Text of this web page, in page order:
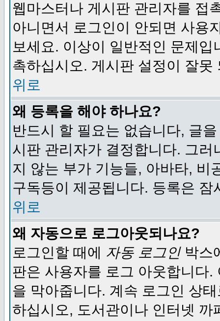
웹마스터나 게시판 관리자를 접
아니면서 로그인이 안되면 사용
보세요. 이상이 일반적인 문제
촉하십시오. 게시판 설정이 잘못
위로
왜 등록을 해야 하나요?
반드시 할 필요는 없습니다, 글
시판 관리자가 결정합니다. 그
지 않는 부가 기능들, 아바타, 비
구독등이 제공됩니다. 등록은
위로
왜 자동으로 로그아웃되나요?
로그인할 때에 자동 로그인박스
판은 사용자를 로그 아웃합니다
을 막아줍니다. 계속 로그인 상
하십시오, 도서관이나 인터넷